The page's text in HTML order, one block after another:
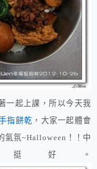
一起上課，所以今天我
指餅乾 ，大家一起體會
氣氛~Halloween ！
！中
好。